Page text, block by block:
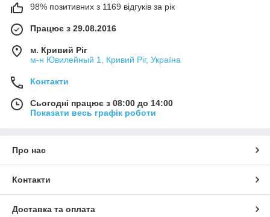
98% позитивних з 1169 відгуків за рік
Працює з 29.08.2016
м. Кривий Ріг
м-н Ювилейный 1, Кривий Ріг, Україна
Контакти
Сьогодні працює з 08:00 до 14:00
Показати весь графік роботи
Про нас
Контакти
Доставка та оплата